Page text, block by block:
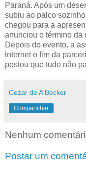
Paraná. Após um
subiu ao palco
chegou para a
anunciou o término da
Depois do evento, a
internet o fim da
postou que tudo não
Cezar de A Becker
Compartilhar
Nenhum
Postar um